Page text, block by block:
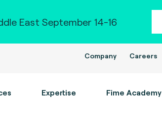
East September 14-16
Company Careers
Expertise Fime Academy